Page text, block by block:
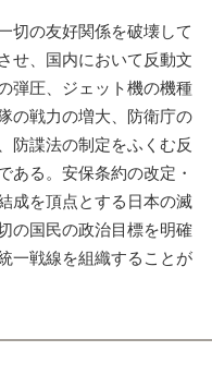
切の友好関係を破壊して
せ、国内において反動文
弾圧、ジェット機の機種
の戦力の増大、防衛庁の
防諜法の制定をふくむ反
ある。安保条約の改定・
成を頂点とする日本の滅
の国民の政治目標を明確
一戦線を組織することが